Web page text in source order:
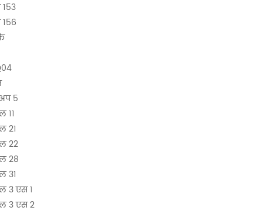
5
11
21
22
28
31
3 एस 1
3 एस 2